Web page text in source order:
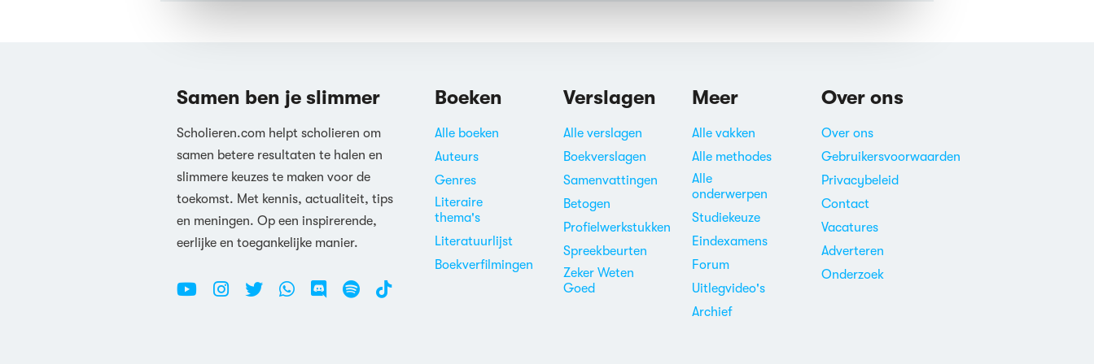
Samen ben je slimmer
Scholieren.com helpt scholieren om
samen betere resultaten te halen en
slimmere keuzes te maken voor de
toekomst. Met kennis, actualiteit, tips
en meningen. Op een inspirerende,
eerlijke en toegankelijke manier.
Boeken
Alle boeken
Auteurs
Genres
Literaire
thema's
Literatuurlijst
Boekverfilmingen
Verslagen
Alle verslagen
Boekverslagen
Samenvattingen
Betogen
Profielwerkstukken
Spreekbeurten
Zeker Weten
Goed
Meer
Alle vakken
Alle methodes
Alle
onderwerpen
Studiekeuze
Eindexamens
Forum
Uitlegvideo's
Archief
Over ons
Over ons
Gebruikersvoorwaarden
Privacybeleid
Contact
Vacatures
Adverteren
Onderzoek